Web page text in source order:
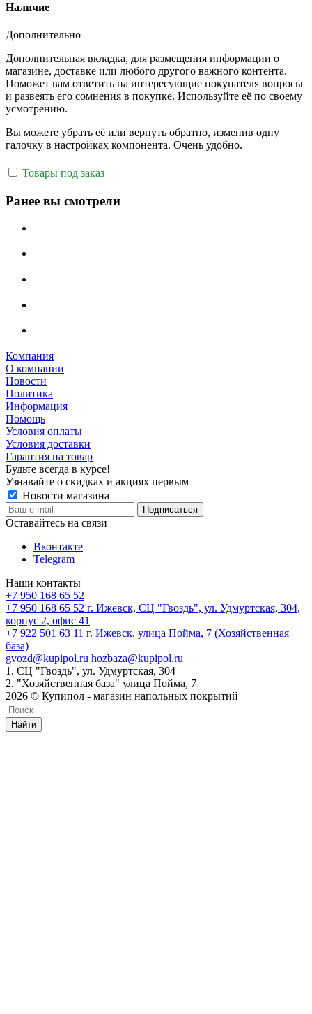
Наличие
Дополнительно
Дополнительная вкладка, для размещения информации о
магазине, доставке или любого другого важного контента.
Поможет вам ответить на интересующие покупателя вопросы
и развеять его сомнения в покупке. Используйте её по своему
усмотрению.
Вы можете убрать её или вернуть обратно, изменив одну
галочку в настройках компонента. Очень удобно.
Товары под заказ
Ранее вы смотрели
Компания
О компании
Новости
Политика
Информация
Помощь
Условия оплаты
Условия доставки
Гарантия на товар
Будьте всегда в курсе!
Узнавайте о скидках и акциях первым
Новости магазина
Оставайтесь на связи
Вконтакте
Telegram
Наши контакты
+7 950 168 65 52
+7 950 168 65 52 г. Ижевск, СЦ "Гвоздь", ул. Удмуртская, 304,
корпус 2, офис 41
+7 922 501 63 11 г. Ижевск, улица Пойма, 7 (Хозяйственная
база)
gvozd@kupipol.ru hozbaza@kupipol.ru
1. СЦ "Гвоздь", ул. Удмуртская, 304
2. "Хозяйственная база" улица Пойма, 7
2026 © Купипол - магазин напольных покрытий
Найти